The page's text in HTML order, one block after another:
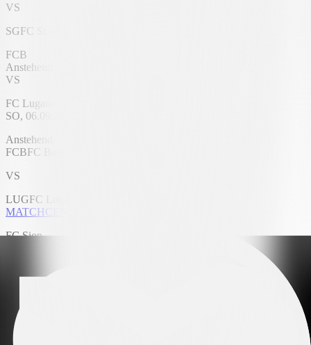
VS
SGFC St.Gallen 1879
FCB
Anstehend
VS
FC Lugano
SO, 06.09.2026, 16:30 UHR
Anstehend
FCBFC Basel 1893
VS
LUGFC Lugano
MATCHCENTER
FC Sion
Anstehend
SIO